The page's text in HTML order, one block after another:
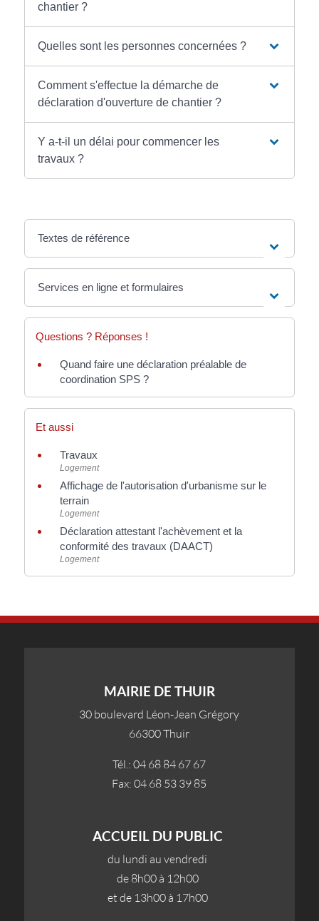
chantier ?
Quelles sont les personnes concernées ?
Comment s'effectue la démarche de
déclaration d'ouverture de chantier ?
Y a-t-il un délai pour commencer les
travaux ?
Textes de référence
Services en ligne et formulaires
Questions ? Réponses !
Quand faire une déclaration préalable de
coordination SPS ?
Et aussi
Travaux
Logement
Affichage de l'autorisation d'urbanisme sur le
terrain
Logement
Déclaration attestant l'achèvement et la
conformité des travaux (DAACT)
Logement
MAIRIE DE THUIR
30 boulevard Léon-Jean Grégory
66300 Thuir
Tél.: 04 68 84 67 67
Fax: 04 68 53 39 85
ACCUEIL DU PUBLIC
du lundi au vendredi
de 8h00 à 12h00
et de 13h00 à 17h00